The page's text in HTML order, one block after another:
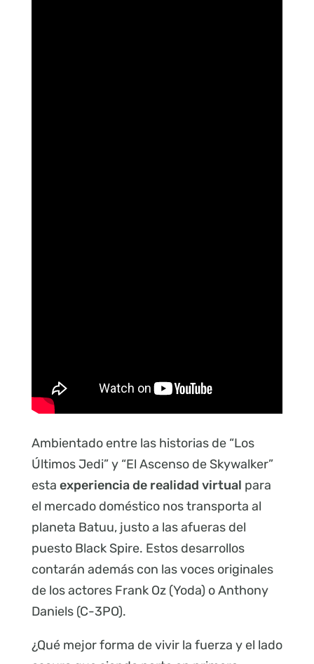
Ambientado entre las historias de “Los
Últimos Jedi” y “El Ascenso de Skywalker”
esta experiencia de realidad virtual para
el mercado doméstico nos transporta al
planeta Batuu, justo a las afueras del
puesto Black Spire. Estos desarrollos
contarán además con las voces originales
de los actores Frank Oz (Yoda) o Anthony
Daniels (C-3PO).
¿Qué mejor forma de vivir la fuerza y el lado